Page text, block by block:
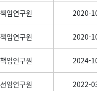
책임연구원 2020-10-01
책임연구원 2020-10-01
책임연구원 2024-10-01
선임연구원 2022-03-01